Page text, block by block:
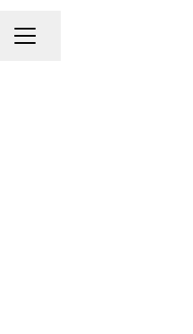
KARRIEREMENÜ
Seite teilen